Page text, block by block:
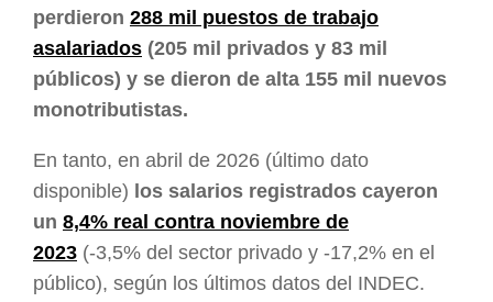
perdieron 288 mil puestos de trabajo
asalariados (205 mil privados y 83 mil
públicos) y se dieron de alta 155 mil nuevos
monotributistas.
En tanto, en abril de 2026 (último dato
disponible) los salarios registrados cayeron
un 8,4% real contra noviembre de
2023 (-3,5% del sector privado y -17,2% en el
público), según los últimos datos del INDEC.